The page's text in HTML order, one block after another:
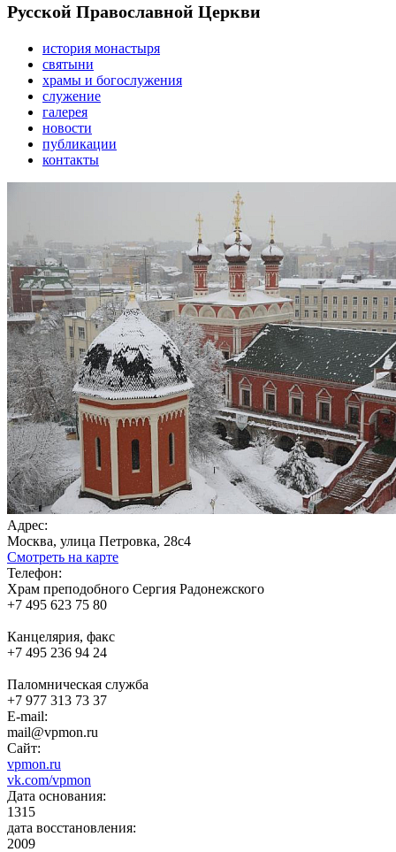
Русской Православной Церкви
история монастыря
святыни
храмы и богослужения
служение
галерея
новости
публикации
контакты
Адрес:
Москва, улица Петровка, 28с4
Смотреть на карте
Телефон:
Храм преподобного Сергия Радонежского
+7 495 623 75 80
Канцелярия, факс
+7 495 236 94 24
Паломническая служба
+7 977 313 73 37
E-mail:
mail@vpmon.ru
Сайт:
vpmon.ru
vk.com/vpmon
Дата основания:
1315
дата восстановления:
2009